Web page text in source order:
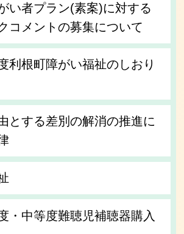
い者プラン(素案)に対する
コメントの募集について
利根町障がい福祉のしおり
とする差別の解消の推進に
・中等度難聴児補聴器購入